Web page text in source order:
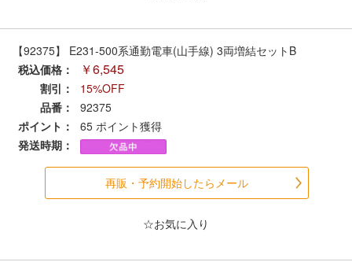
ヘルプページ
お問い合せ
ログイン/マイページ
お気に入りリスト
【92375】 E231-500系通勤電車(山手線) 3両増結セットB
税込価格：
￥6,545
割引：
15%OFF
品番：
92375
ポイント：
65 ポイント獲得
発送時期：
再販・予約開始したらメール
☆お気に入り